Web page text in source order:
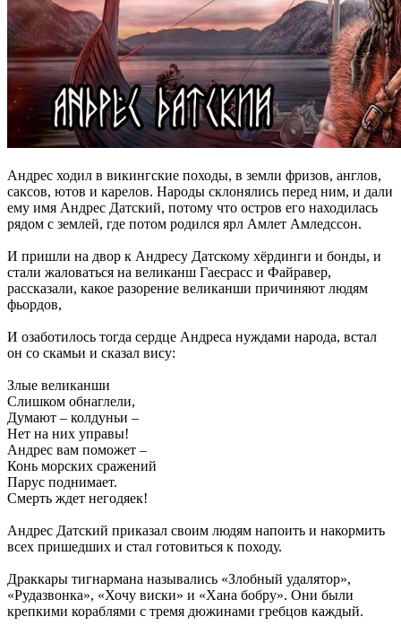
Андрес ходил в викингские походы, в земли фризов, англов,
саксов, ютов и карелов. Народы склонялись перед ним, и дали
ему имя Андрес Датский, потому что остров его находилась
рядом с землей, где потом родился ярл Амлет Амледссон.
И пришли на двор к Андресу Датскому хёрдинги и бонды, и
стали жаловаться на великанш Гаесрасс и Файравер,
рассказали, какое разорение великанши причиняют людям
фьордов,
И озаботилось тогда сердце Андреса нуждами народа, встал
он со скамьи и сказал вису:
Злые великанши
Слишком обнаглели,
Думают – колдуньи –
Нет на них управы!
Андрес вам поможет –
Конь морских сражений
Парус поднимает.
Смерть ждет негодяек!
Андрес Датский приказал своим людям напоить и накормить
всех пришедших и стал готовиться к походу.
Драккары тигнармана назывались «Злобный удалятор»,
«Рудазвонка», «Хочу виски» и «Хана бобру». Они были
крепкими кораблями с тремя дюжинами гребцов каждый.